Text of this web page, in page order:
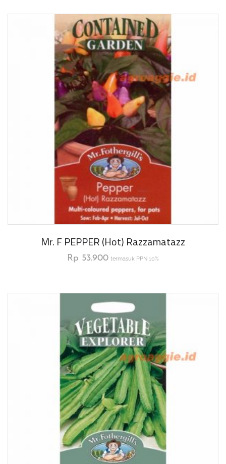
Mr. F PEPPER (Hot) Razzamatazz
Rp 53.900 termasuk PPN 10%